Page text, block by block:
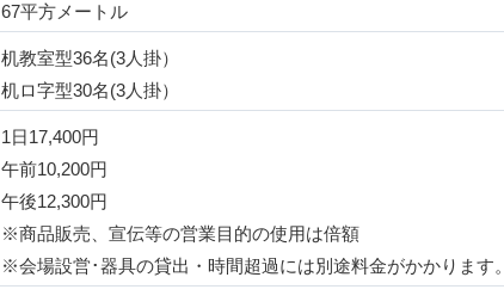
67平方メートル
机教室型36名(3人掛）
机ロ字型30名(3人掛）
1日17,400円
午前10,200円
午後12,300円
※商品販売、宣伝等の営業目的の使用は倍額
※会場設営･器具の貸出・時間超過には別途料金がかかります。